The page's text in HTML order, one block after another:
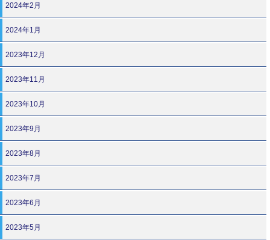
2024年2月
2024年1月
2023年12月
2023年11月
2023年10月
2023年9月
2023年8月
2023年7月
2023年6月
2023年5月